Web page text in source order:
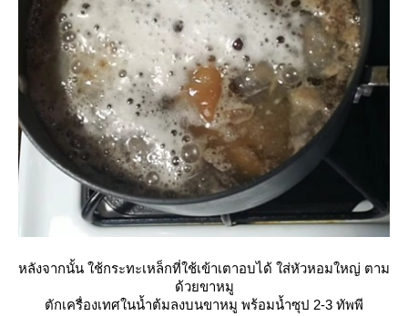
หลังจากนั้น ใช้กระทะเหล็กที่ใช้เข้าเตาอบได้ ใส่หัวหอมใหญ่ ตาม
ด้วยขาหมู
ตักเครื่องเทศในน้ำต้มลงบนขาหมู พร้อมน้ำซุป 2-3 ทัพพี